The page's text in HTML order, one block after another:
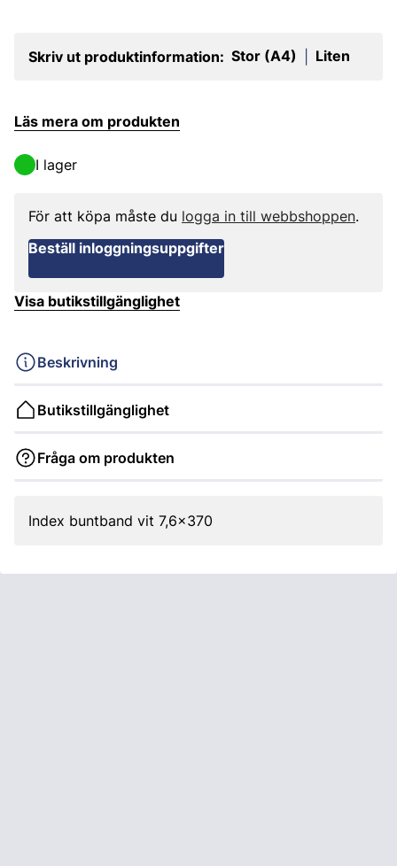
Skriv ut produktinformation: Stor (A4) Liten
Läs mera om produkten
I lager
För att köpa måste du logga in till webbshoppen.
Beställ inloggningsuppgifter
Visa butikstillgänglighet
Beskrivning
Butikstillgänglighet
Fråga om produkten
Index buntband vit 7,6x370